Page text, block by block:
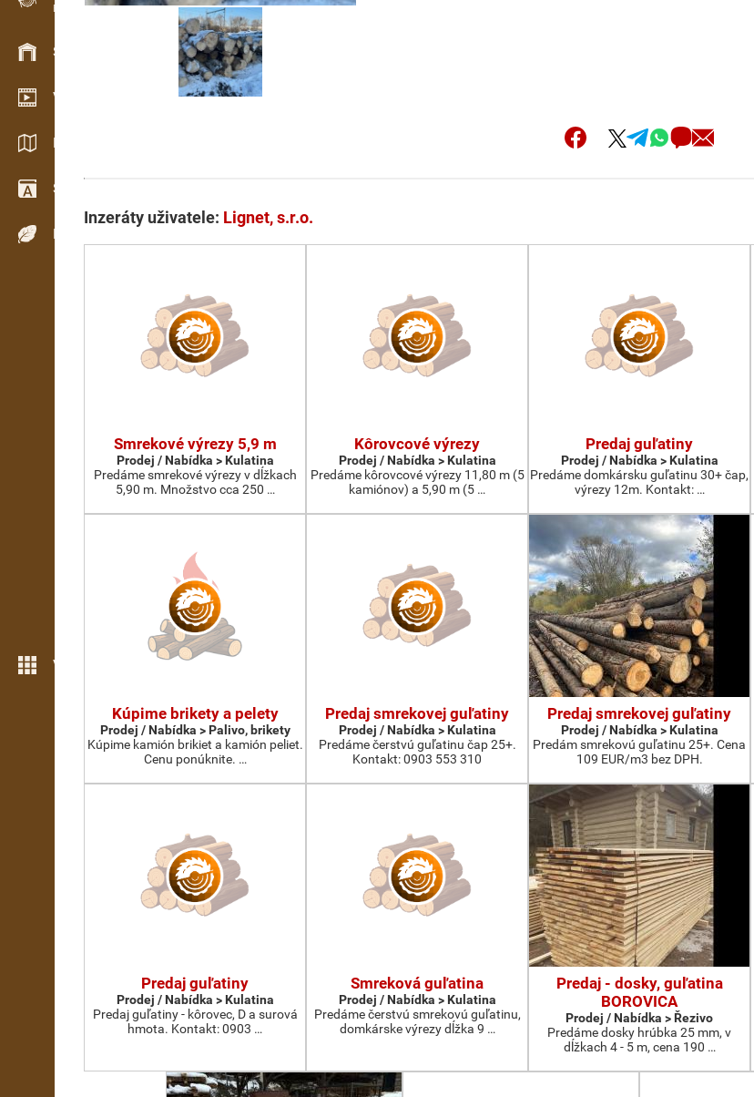
Evidence dřeva v terénu
Skladové hospodářství
Video showroom
Katalogy / Brožury
Slovník
Dřeviny
Více možností
Inzeráty uživatele: Lignet, s.r.o.
Smrekové výrezy 5,9 m
Prodej / Nabídka > Kulatina
Predáme smrekové výrezy v dĺžkach
5,90 m. Množstvo cca 250 …
Kôrovcové výrezy
Prodej / Nabídka > Kulatina
Predáme kôrovcové výrezy 11,80 m (5
kamiónov) a 5,90 m (5 …
Predaj guľatiny
Prodej / Nabídka > Kulatina
Predáme domkársku guľatinu 30+ čap,
výrezy 12m. Kontakt: …
Kúpime brikety a pelety
Prodej / Nabídka > Palivo, brikety
Kúpime kamión brikiet a kamión peliet.
Cenu ponúknite. …
Predaj smrekovej guľatiny
Prodej / Nabídka > Kulatina
Predáme čerstvú guľatinu čap 25+.
Kontakt: 0903 553 310
Predaj smrekovej guľatiny
Prodej / Nabídka > Kulatina
Predám smrekovú guľatinu 25+. Cena
109 EUR/m3 bez DPH.
Predaj guľatiny
Prodej / Nabídka > Kulatina
Predaj guľatiny - kôrovec, D a surová
hmota. Kontakt: 0903 …
Smreková guľatina
Prodej / Nabídka > Kulatina
Predáme čerstvú smrekovú guľatinu,
domkárske výrezy dĺžka 9 …
Predaj - dosky, guľatina
BOROVICA
Prodej / Nabídka > Řezivo
Predáme dosky hrúbka 25 mm, v
dĺžkach 4 - 5 m, cena 190 …